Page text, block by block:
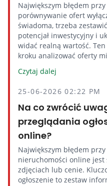
Największym błędem
porównywanie ofert
świadoma, trzeba
potencjał inwestycyjny i
widać realną wartość.
kroku analizować oferty
Czytaj dalej
25-06-2026 02:22 PM
Na co zwrócić
przeglądania
online?
Największym błędem
nieruchomości online jest
zdjęciach lub cenie.
ogłoszenie to zestaw